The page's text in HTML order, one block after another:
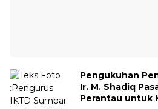
Pengukuhan
Ir. M. Shadiq
Perantau untuk